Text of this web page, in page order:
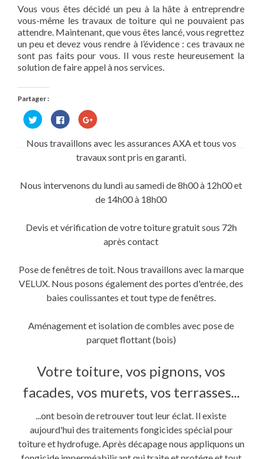
Vous vous êtes décidé un peu à la hâte à entreprendre
vous-même les travaux de toiture qui ne pouvaient pas
attendre. Maintenant, que vous êtes lancé, vous regrettez
un peu et devez vous rendre à l’évidence : ces travaux ne
sont pas faits pour vous. Il vous reste heureusement la
solution de faire appel à nos services.
Partager :
Cliquez
pour
partager
Twitter(ouvre
Cliquez
pour
partager
sur
Facebook(ouvre
dans
une
Cliquez
pour
Google+
dans
fenêtre)
Nous travaillons avec les assurances AXA et tous vos
travaux sont pris en garanti.
Nous intervenons du lundi au samedi de 8h00 à 12h00 et
de 14h00 à 18h00
Devis et vérification de votre toiture gratuit sous 72h
après contact
Pose de fenêtres de toit. Nous travaillons avec la marque
VELUX. Nous posons également des portes d'entrée, des
baies coulissantes et tout type de fenêtres.
Aménagement et isolation de combles avec pose de
parquet flottant (bois)
Votre toiture, vos pignons, vos
facades, vos murets, vos terrasses...
...ont besoin de retrouver tout leur éclat. Il existe
aujourd'hui des traitements fongicides spécial pour
toiture et hydrofuge. Après décapage nous appliquons un